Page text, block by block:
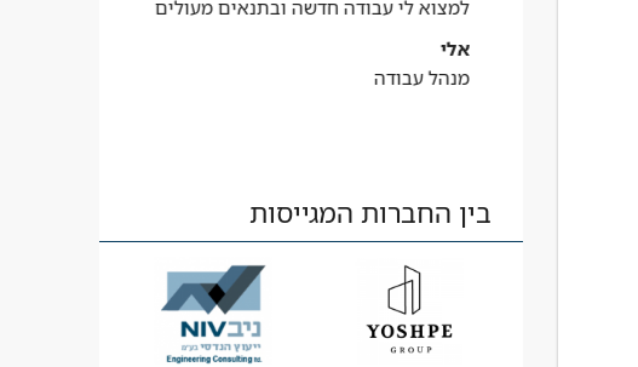
למצוא לי עבודה חדשה ובתנאים מעולים
אלי
מנהל עבודה
בין החברות המגייסות